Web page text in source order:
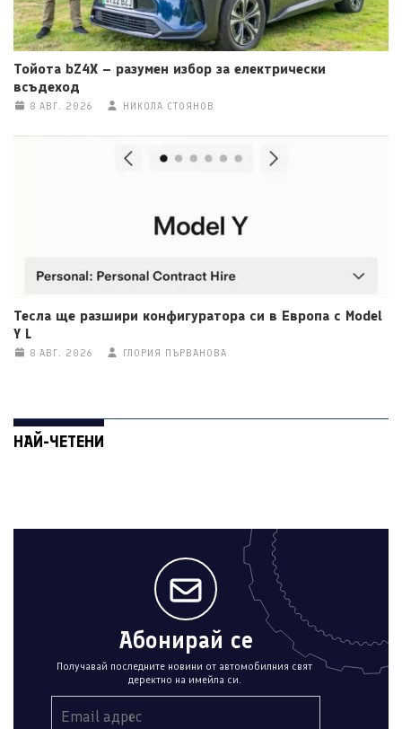
Тойота bZ4X – разумен избор за електрически
всъдеход
8 АВГ. 2026 НИКОЛА СТОЯНОВ
Тесла ще разшири конфигуратора си в Европа с Model
Y L
8 АВГ. 2026 ГЛОРИЯ ПЪРВАНОВА
НАЙ-ЧЕТЕНИ
Абонирай се
Получавай последните новини от автомобилния свят
деректно на имейла си.